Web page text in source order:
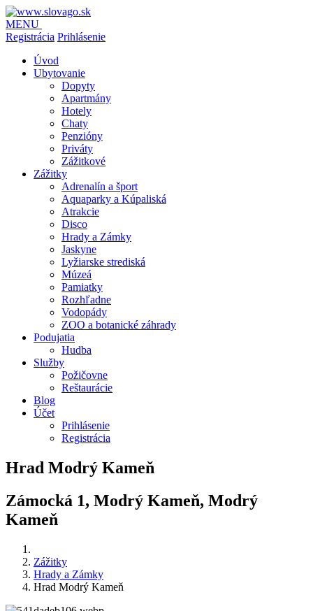
MENU
Registrácia Prihlásenie
Úvod
Ubytovanie
Dopyty
Apartmány
Hotely
Chaty
Penzióny
Priváty
Zážitkové
Zážitky
Adrenalín a šport
Aquaparky a Kúpaliská
Atrakcie
Disco
Hrady a Zámky
Jaskyne
Lyžiarske strediská
Múzeá
Pamiatky
Rozhľadne
Vodopády
ZOO a botanické záhrady
Podujatia
Hudba
Služby
Požičovne
Reštaurácie
Blog
Účet
Prihlásenie
Registrácia
Hrad Modrý Kameň
Zámocká 1, Modrý Kameň, Modrý
Kameň
Zážitky
Hrady a Zámky
Hrad Modrý Kameň